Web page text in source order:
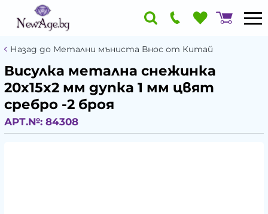
Назад до Метални мъниста Внос от Китай
Висулка метална снежинка
20x15x2 мм дупка 1 мм цвят
сребро -2 броя
АРТ.№: 84308